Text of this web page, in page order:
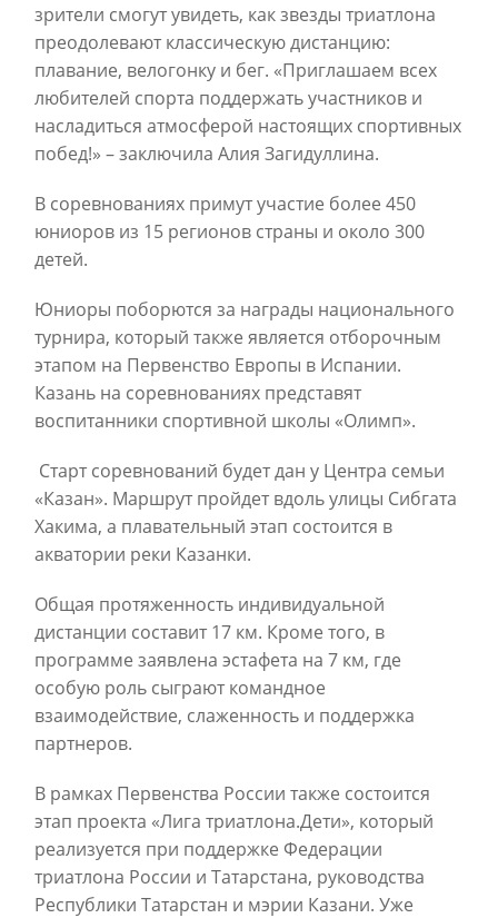
зрители смогут увидеть, как звезды триатлона
преодолевают классическую дистанцию:
плавание, велогонку и бег. «Приглашаем всех
любителей спорта поддержать участников и
насладиться атмосферой настоящих спортивных
побед!» – заключила Алия Загидуллина.
В соревнованиях примут участие более 450
юниоров из 15 регионов страны и около 300
детей.
Юниоры поборются за награды национального
турнира, который также является отборочным
этапом на Первенство Европы в Испании.
Казань на соревнованиях представят
воспитанники спортивной школы «Олимп».
Старт соревнований будет дан у Центра семьи
«Казан». Маршрут пройдет вдоль улицы Сибгата
Хакима, а плавательный этап состоится в
акватории реки Казанки.
Общая протяженность индивидуальной
дистанции составит 17 км. Кроме того, в
программе заявлена эстафета на 7 км, где
особую роль сыграют командное
взаимодействие, слаженность и поддержка
партнеров.
В рамках Первенства России также состоится
этап проекта «Лига триатлона.Дети», который
реализуется при поддержке Федерации
триатлона России и Татарстана, руководства
Республики Татарстан и мэрии Казани. Уже